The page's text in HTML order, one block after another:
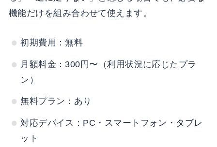
機能だけを組み合わせて使えます。
初期費用：無料
月額料金：300円〜（利用状況に応じたプラ
ン）
無料プラン：あり
対応デバイス：PC・スマートフォン・タブレ
ット